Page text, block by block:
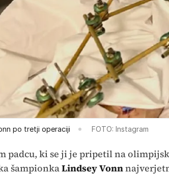
po tretji operaciji FOTO: Instagram
padcu, ki se ji je pripetil na
šampionkaLindsey Vonn